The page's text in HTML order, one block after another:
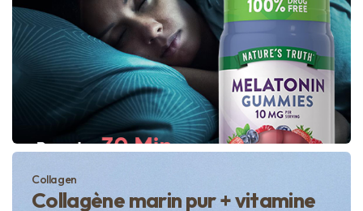
Collagen
Collagène marin pur + vitamine